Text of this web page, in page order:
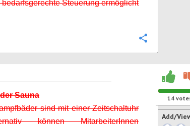
Steuerung ermöglicht
Sauna
sind mit einer Zeitschaltuhr
könnenMitarbeiterInnen
14
Add/